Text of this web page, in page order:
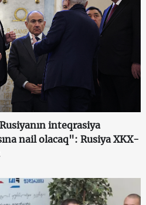
inteqrasiya
nail olacaq": Rusiya XKX-